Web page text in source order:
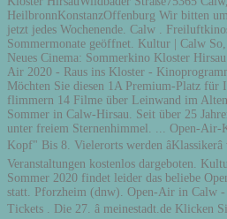
HeilbronnKonstanzOffenburg Wir bitten
jetzt jedes Wochenende. Calw .
Sommermonate geöffnet. Kultur | Calw
Neues Cinema: Sommerkino Kloster
Air 2020 - Raus ins Kloster -
Möchten Sie diesen 1A Premium-Platz für
flimmern 14 Filme über Leinwand im
Sommer in Calw-Hirsau. Seit über 25
unter freiem Sternenhimmel. ... Open-
Kopf" Bis 8. Vielerorts werden
Veranstaltungen kostenlos dargeboten.
Sommer 2020 findet leider das beliebe
statt. Pforzheim (dnw). Open-Air in Calw -
Tickets . Die 27. â meinestadt.de Klicken